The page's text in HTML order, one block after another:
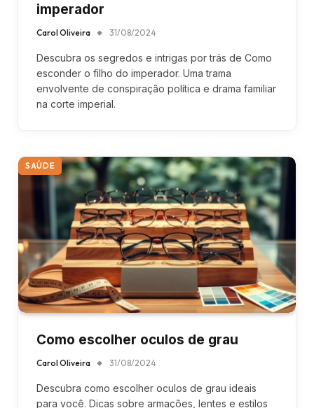
imperador
Carol Oliveira 31/08/2024
Descubra os segredos e intrigas por trás de Como
esconder o filho do imperador. Uma trama
envolvente de conspiração política e drama familiar
na corte imperial.
SAÚDE
Como escolher oculos de grau
Carol Oliveira 31/08/2024
Descubra como escolher oculos de grau ideais
para você. Dicas sobre armações, lentes e estilos